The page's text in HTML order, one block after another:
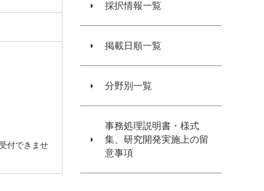
付できませ
採択情報一覧
掲載日順一覧
分野別一覧
事務処理説明書・様式
集、研究開発実施上の留
意事項